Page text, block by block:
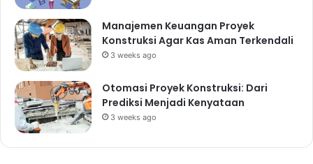
Manajemen Keuangan Proyek
Konstruksi Agar Kas Aman Terkendali
3 weeks ago
Otomasi Proyek Konstruksi: Dari
Prediksi Menjadi Kenyataan
3 weeks ago